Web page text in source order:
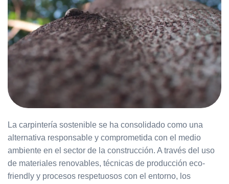
La carpintería sostenible se ha consolidado como una
alternativa responsable y comprometida con el medio
ambiente en el sector de la construcción. A través del uso
de materiales renovables, técnicas de producción eco-
friendly y procesos respetuosos con el entorno, los